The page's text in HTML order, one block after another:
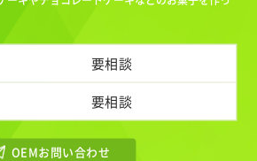
要相談
要相談
OEMお問い合わせ